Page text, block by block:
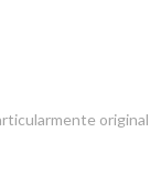
original